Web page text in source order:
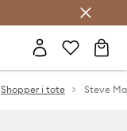
Shopper i tote Steve